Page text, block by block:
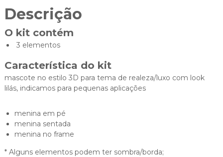
d
e
Descrição
O kit contém
3 elementos
Característica do kit
mascote no estilo 3D para tema de realeza/luxo com look
lilás, indicamos para pequenas aplicações
menina em pé
menina sentada
menina no frame
* Alguns elementos podem ter sombra/borda;